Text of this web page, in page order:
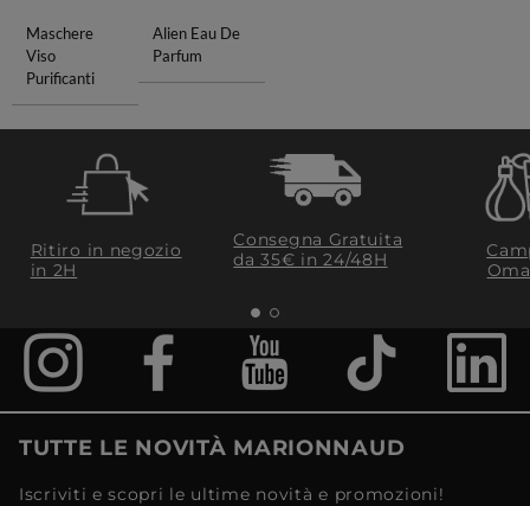
Maschere
Viso
Purificanti
Alien Eau De
Parfum
Ritiro in negozio
in 2H
Consegna Gratuita
da 35€​ in 24/48H
TUTTE LE NOVITÀ MARIONNAUD
Iscriviti e scopri le ultime novità e promozioni!